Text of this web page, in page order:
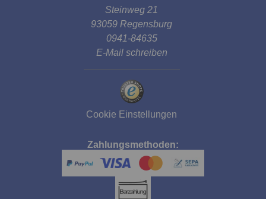
Steinweg 21
93059 Regensburg
0941-84635
E-Mail schreiben
Cookie Einstellungen
Zahlungsmethoden: